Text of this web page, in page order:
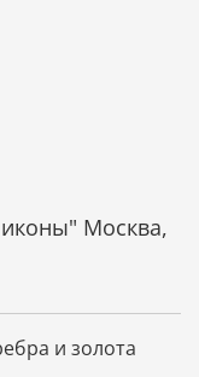
и золота
Москва,